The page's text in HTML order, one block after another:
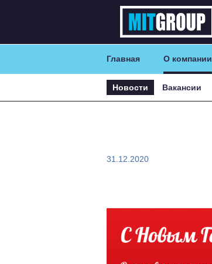
Главная О компании
Новости Вакансии
31.12.2020